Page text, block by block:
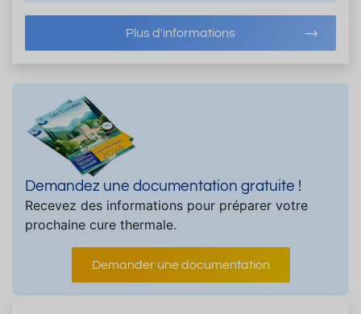
Plus d'informations
Demandez une documentation gratuite !
Recevez des informations pour préparer votre
prochaine cure thermale.
Demander une documentation